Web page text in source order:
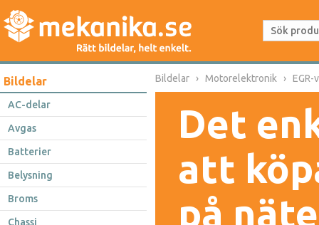
Bildelar
AC-delar
Avgas
Batterier
Belysning
Broms
Chassi
Bildelar Motorelektronik EGR-
Det
att
på